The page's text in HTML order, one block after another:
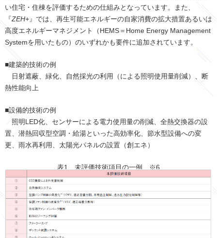
い住宅・住棟を評価するための仕組みとなっています。また、
『ZEH+』では、再生可能エネルギーの自家消費の拡大措置あるいは
高度エネルギーマネジメント（HEMS＝Home Energy Management
Systemを用いたもの）のいずれかも要件に追加されています。
■建築的技術の例
日射遮蔽、緑化、自然採光の利用（による照明使用量削減）、断
熱性能向上
■設備的技術の例
照明LED化、センサーによる電力使用量の削減、全熱交換器の設
置、潜熱回収型空調・給湯といった高効率化、節水型設備への変
更、雨水再利用、太陽光パネルの設置（創エネ）
表1 未評価技術項目の一例 ※6